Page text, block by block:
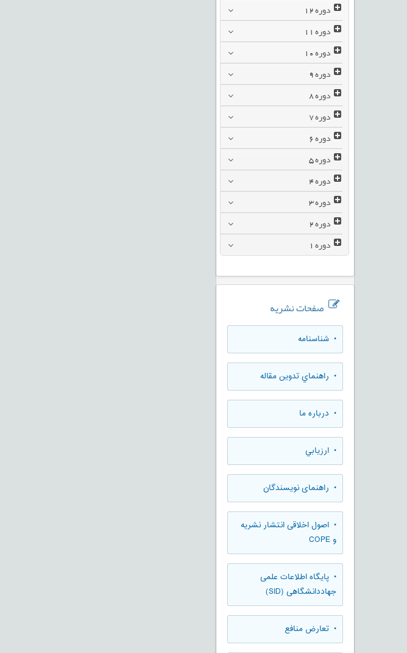
دوره
دوره
دوره
دوره
دوره
دوره
دوره
دوره
دوره
دوره
دوره
دوره
صفحات نشریه
• شناسنامه
• راهنماي تدوين مقاله
• درباره ما
• ارزيابي
• راهنمای نویسندگان
• اصول اخلاقی انتشار نشریه
و COPE
• پایگاه اطلاعات علمی
جهاددانشگاهی (SID)
• تعارض منافع